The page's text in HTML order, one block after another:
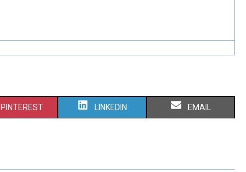
PINTEREST LINKEDIN EMAIL